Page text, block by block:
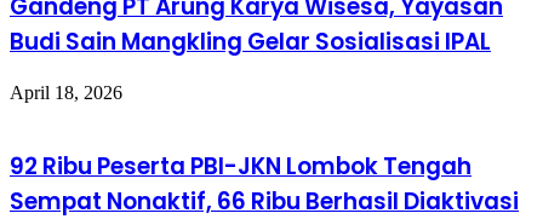
Gandeng PT Arung Karya Wisesa, Yayasan
Budi Sain Mangkling Gelar Sosialisasi IPAL
April 18, 2026
​92 Ribu Peserta PBI-JKN Lombok Tengah
Sempat Nonaktif, 66 Ribu Berhasil Diaktivasi